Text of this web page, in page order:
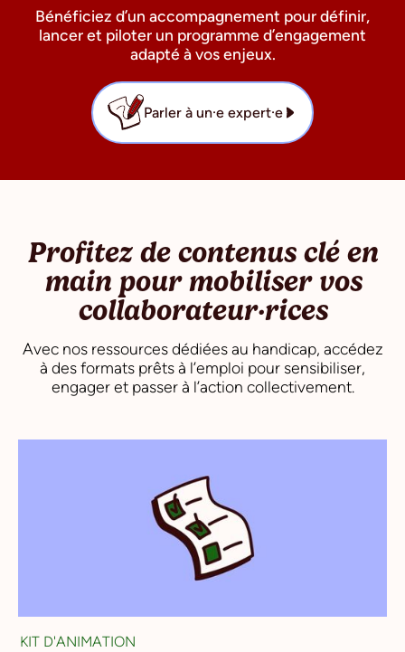
Bénéficiez d’un accompagnement pour définir,
lancer et piloter un programme d’engagement
adapté à vos enjeux.
Parler à un·e expert·e
Profitez de contenus clé en
main pour mobiliser vos
collaborateur·rices
Avec nos ressources dédiées au handicap, accédez
à des formats prêts à l’emploi pour sensibiliser,
engager et passer à l’action collectivement.
KIT D'ANIMATION